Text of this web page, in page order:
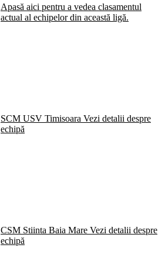
Apasă aici pentru a vedea clasamentul
actual al echipelor din această ligă.
SCM USV Timisoara Vezi detalii despre
echipă
CSM Stiinta Baia Mare Vezi detalii despre
echipă